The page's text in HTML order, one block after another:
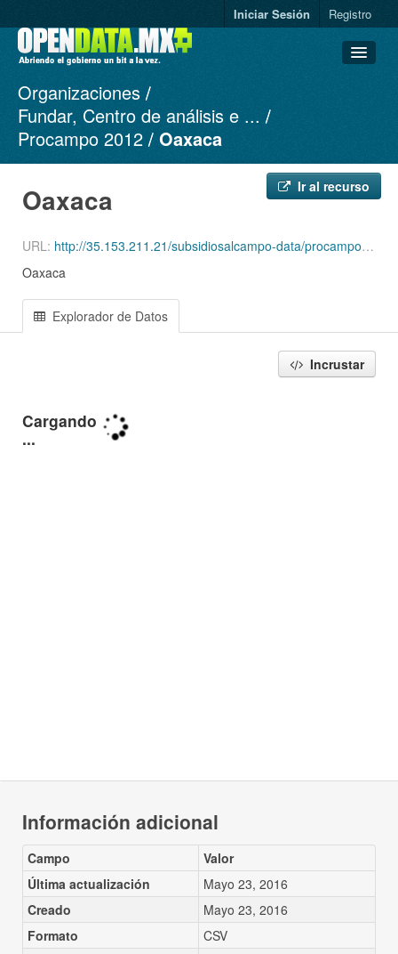
Iniciar Sesión Registro
Conjuntos de datos
Organizaciones
Grupos
Organizaciones
Fundar, Centro de análisis e ...
Procampo 2012
Oaxaca
Ir al recurso
Oaxaca
URL: http://35.153.211.21/subsidiosalcampo-data/procampo/procampo-2012-20-export.csv
Oaxaca
Explorador de Datos
Incrustar
Información adicional
Campo
Valor
Última actualización
Mayo 23, 2016
Creado
Mayo 23, 2016
Formato
CSV